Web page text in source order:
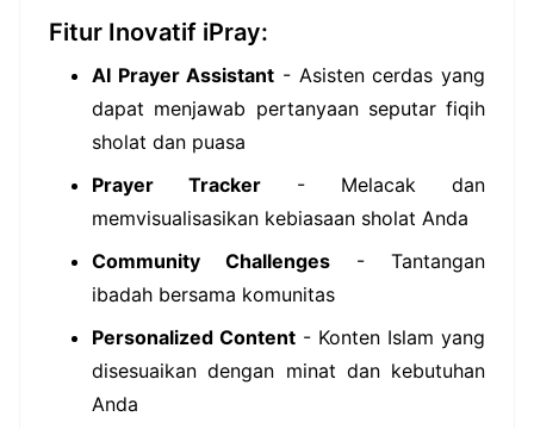
Fitur Inovatif iPray:
AI Prayer Assistant - Asisten cerdas yang
dapat menjawab pertanyaan seputar fiqih
sholat dan puasa
Prayer Tracker - Melacak dan
memvisualisasikan kebiasaan sholat Anda
Community Challenges - Tantangan
ibadah bersama komunitas
Personalized Content - Konten Islam yang
disesuaikan dengan minat dan kebutuhan
Anda